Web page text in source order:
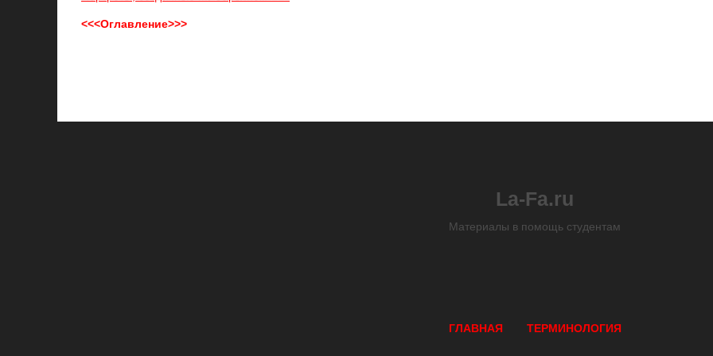
<<<Оглавление>>>
La-Fa.ru
Материалы в помощь студентам
ГЛАВНАЯ ТЕРМИНОЛОГИЯ